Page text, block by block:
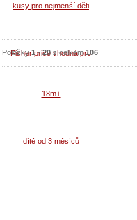
Položky1-20 z celkem106